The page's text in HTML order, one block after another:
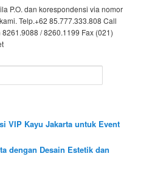
P.O. dan korespondensi via nomor
Telp.+62 85.777.333.808 Call
/ 8260.1199 Fax (021)
VIP Kayu Jakarta untuk Event
dengan Desain Estetik dan